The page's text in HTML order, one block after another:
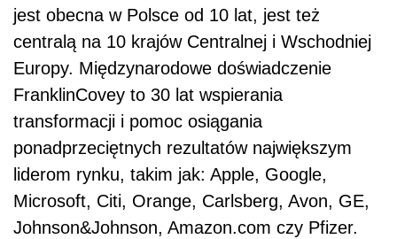
jest obecna w Polsce od 10 lat, jest też
centralą na 10 krajów Centralnej i Wschodniej
Europy. Międzynarodowe doświadczenie
FranklinCovey to 30 lat wspierania
transformacji i pomoc osiągania
ponadprzeciętnych rezultatów największym
liderom rynku, takim jak: Apple, Google,
Microsoft, Citi, Orange, Carlsberg, Avon, GE,
Johnson&Johnson, Amazon.com czy Pfizer.